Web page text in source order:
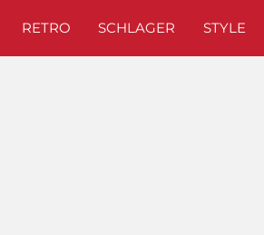
RETRO SCHLAGER STYLE